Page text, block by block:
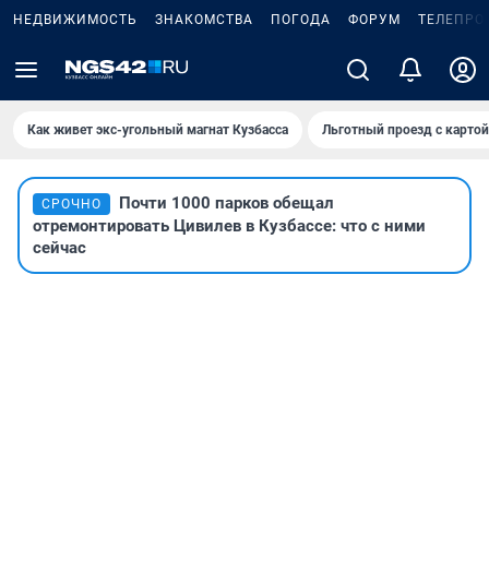
НЕДВИЖИМОСТЬ ЗНАКОМСТВА ПОГОДА ФОРУМ
Как живет экс-угольный магнат Кузбасса Льготный проезд с
СРОЧНО
Почти 1000 парков обещал
отремонтировать Цивилев в Кузбассе: что с ними
сейчас